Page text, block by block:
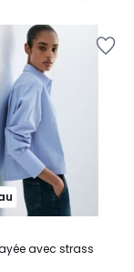
avec strass